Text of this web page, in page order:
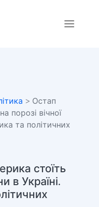
> Остап
порозі вічної
та політичних
стоїть
в Україні.